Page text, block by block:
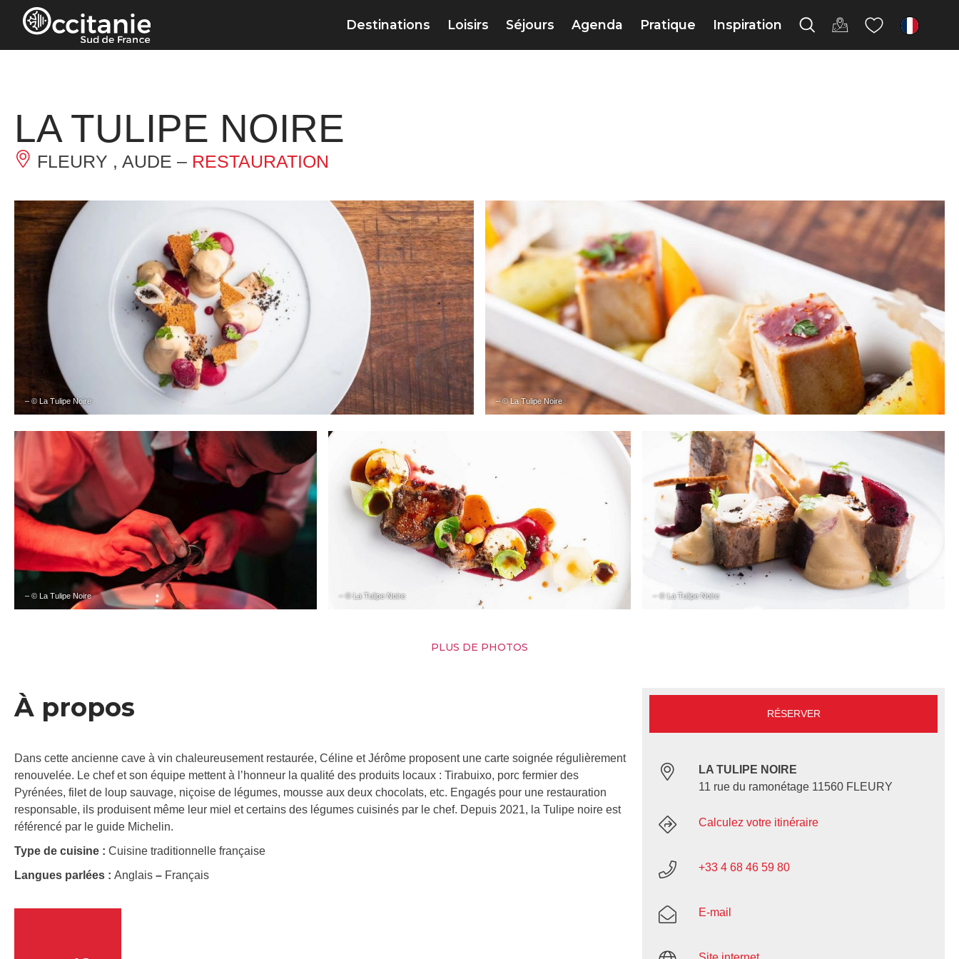
Panneau de gestion des cookies
Destinations Loisirs Séjours Agenda Pratique Inspiration fr
LA TULIPE NOIRE
FLEURY , AUDE – RESTAURATION
– © La Tulipe Noire – © La Tulipe Noire
– © La Tulipe Noire – © La Tulipe Noire – © La Tulipe Noire
PLUS DE PHOTOS
À propos
Dans cette ancienne cave à vin chaleureusement restaurée, Céline et Jérôme proposent une carte soignée régulièrement
renouvelée. Le chef et son équipe mettent à l’honneur la qualité des produits locaux : Tirabuixo, porc fermier des
Pyrénées, filet de loup sauvage, niçoise de légumes, mousse aux deux chocolats, etc. Engagés pour une restauration
responsable, ils produisent même leur miel et certains des légumes cuisinés par le chef. Depuis 2021, la Tulipe noire est
référencé par le guide Michelin.
Type de cuisine : Cuisine traditionnelle française
Langues parlées : Anglais – Français
RÉSERVER
LA TULIPE NOIRE
11 rue du ramonétage 11560 FLEURY
Calculez votre itinéraire
+33 4 68 46 59 80
E-mail